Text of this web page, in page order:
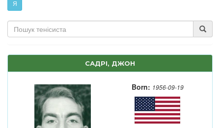
Я
САДРІ, ДЖОН
Born: 1956-09-19